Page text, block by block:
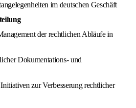
im deutschen Geschäft
der rechtlichen Abläufe in
Dokumentations- und
zur Verbesserung rechtlicher